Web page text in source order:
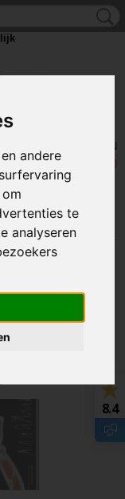
andere
te
analyseren
UW WINKELWAGEN
Geen producten
(0)
Aluminium tang / mes
8.4